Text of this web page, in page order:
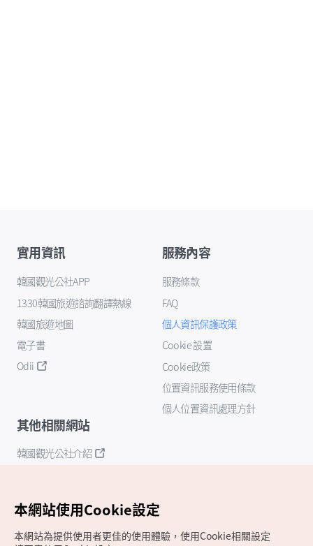
實用資訊
韓國觀光公社APP
1330韓國旅遊諮詢翻譯熱線
韓國旅遊地圖
電子書
Odii
服務內容
服務條款
FAQ
個人資訊保護政策
Cookie 設置
Cookie政策
位置資訊服務使用條款
個人位置資訊處理方針
其他相關網站
韓國觀光公社介紹
本網站使用Cookie設定
本網站為提供使用者更佳的使用體驗，使用Cookie相關設定